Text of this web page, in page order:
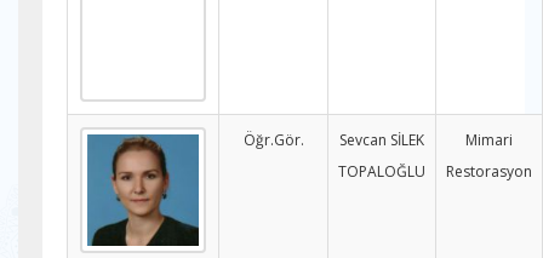
Öğr.Gör.
Sevcan SİLEK
TOPALOĞLU
Mimari
Restorasyon